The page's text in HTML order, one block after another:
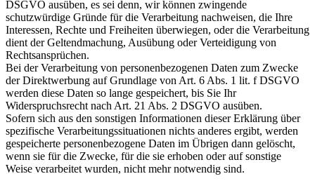
DSGVO ausüben, es sei denn, wir können zwingende
schutzwürdige Gründe für die Verarbeitung nachweisen, die Ihre
Interessen, Rechte und Freiheiten überwiegen, oder die Verarbeitung
dient der Geltendmachung, Ausübung oder Verteidigung von
Rechtsansprüchen.
Bei der Verarbeitung von personenbezogenen Daten zum Zwecke
der Direktwerbung auf Grundlage von Art. 6 Abs. 1 lit. f DSGVO
werden diese Daten so lange gespeichert, bis Sie Ihr
Widerspruchsrecht nach Art. 21 Abs. 2 DSGVO ausüben.
Sofern sich aus den sonstigen Informationen dieser Erklärung über
spezifische Verarbeitungssituationen nichts anderes ergibt, werden
gespeicherte personenbezogene Daten im Übrigen dann gelöscht,
wenn sie für die Zwecke, für die sie erhoben oder auf sonstige
Weise verarbeitet wurden, nicht mehr notwendig sind.